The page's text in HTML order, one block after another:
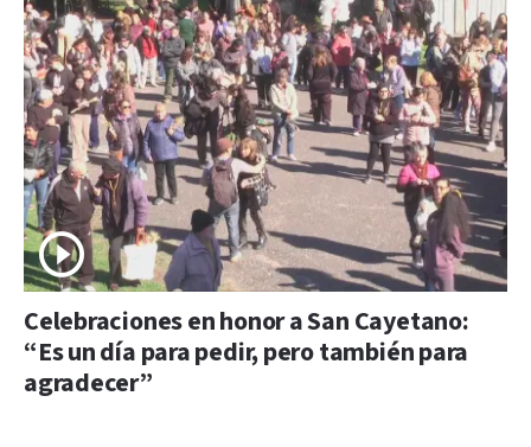
Celebraciones en honor a San Cayetano:
“Es un día para pedir, pero también para
agradecer”